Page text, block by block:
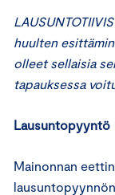
huulten
olleet sellaisia
tapauksessa
Lausuntopyyntö
Mainonnan